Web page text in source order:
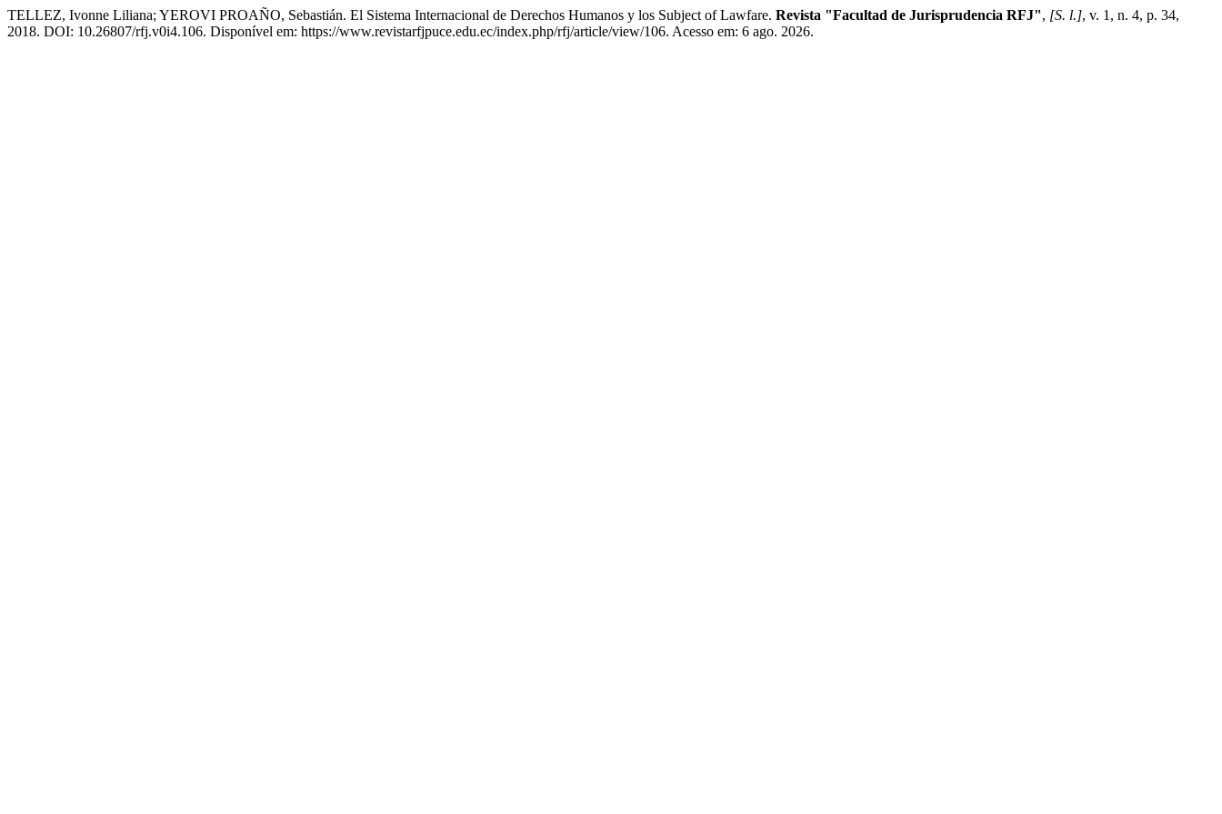
TELLEZ, Ivonne Liliana; YEROVI PROAÑO, Sebastián. El Sistema Internacional de Derechos Humanos y los Subject of Lawfare. Revista "Facultad de Jurisprudencia RFJ", [S. l.], v. 1, n. 4, p. 34,
2018. DOI: 10.26807/rfj.v0i4.106. Disponível em: https://www.revistarfjpuce.edu.ec/index.php/rfj/article/view/106. Acesso em: 6 ago. 2026.